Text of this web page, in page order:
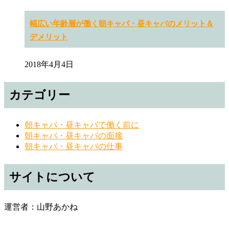
幅広い年齢層が働く朝キャバ・昼キャバのメリット＆
デメリット
2018年4月4日
カテゴリー
朝キャバ・昼キャバで働く前に
朝キャバ・昼キャバの面接
朝キャバ・昼キャバの仕事
サイトについて
運営者：山野あかね